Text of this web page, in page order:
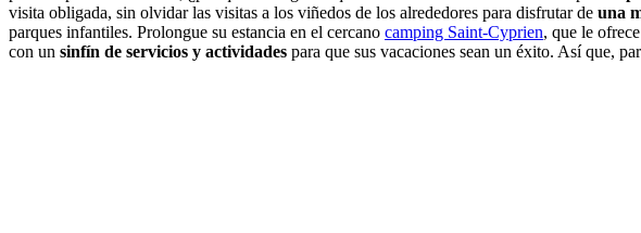
visita obligada, sin olvidar las visitas a los viñedos de los alrededores para disfrutar de una
parques infantiles. Prolongue su estancia en el cercano camping Saint-Cyprien, que le
con un sinfín de servicios y actividades para que sus vacaciones sean un éxito. Así que,